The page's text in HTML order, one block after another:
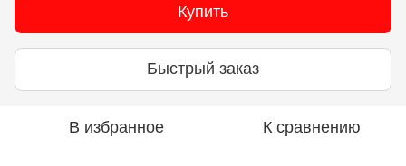
Купить
Быстрый заказ
В избранное К сравнению